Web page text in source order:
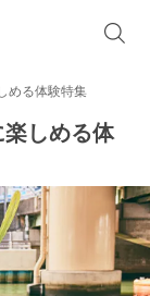
める体験特集
楽しめる体